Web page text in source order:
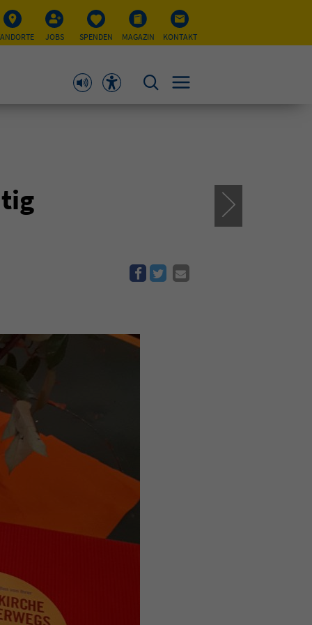
JOBS SPENDEN MAGAZIN KONTAKT